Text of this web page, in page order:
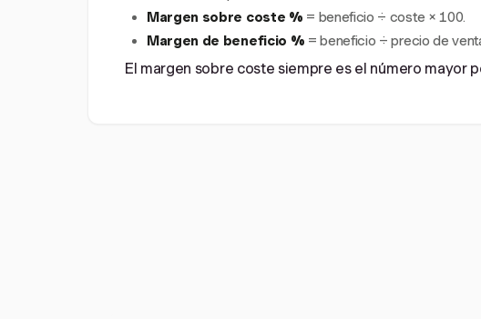
Margen sobre coste % = beneficio ÷ coste × 100.
Margen de beneficio % = beneficio ÷ precio de
El margen sobre coste siempre es el número mayor